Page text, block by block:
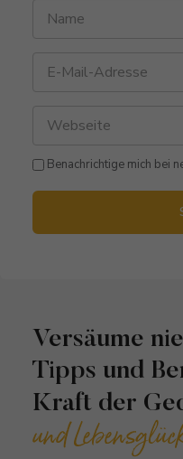
Benachrichtige mich bei
Versäume
Tipps und
Kraft der
und